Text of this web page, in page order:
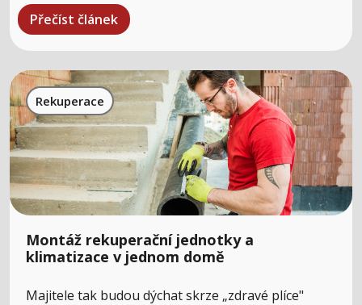
Přečíst článek
Rekuperace
Montáž rekuperační jednotky a
klimatizace v jednom domě
Majitele tak budou dýchat skrze „zdravé plíce"